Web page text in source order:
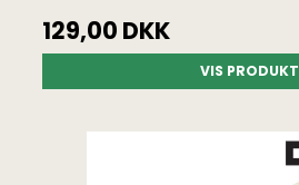
129,00 DKK
VIS PRODUKT